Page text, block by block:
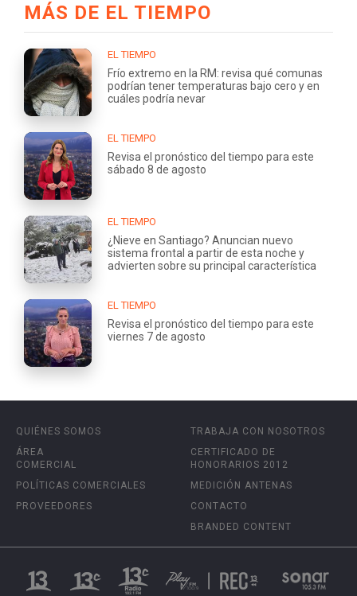
MÁS DE EL TIEMPO
EL TIEMPO
Frío extremo en la RM: revisa qué comunas
podrían tener temperaturas bajo cero y en
cuáles podría nevar
EL TIEMPO
Revisa el pronóstico del tiempo para este
sábado 8 de agosto
EL TIEMPO
¿Nieve en Santiago? Anuncian nuevo
sistema frontal a partir de esta noche y
advierten sobre su principal característica
EL TIEMPO
Revisa el pronóstico del tiempo para este
viernes 7 de agosto
QUIÉNES SOMOS
ÁREA
COMERCIAL
POLÍTICAS COMERCIALES
PROVEEDORES
TRABAJA CON NOSOTROS
CERTIFICADO DE
HONORARIOS 2012
MEDICIÓN ANTENAS
CONTACTO
BRANDED CONTENT